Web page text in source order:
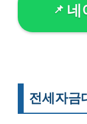
네
전세자금